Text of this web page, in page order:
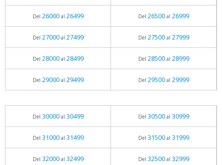
Del 26000al 26499 Del 26500al 26999
Del 27000al 27499 Del 27500al 27999
Del 28000al 28499 Del 28500al 28999
Del 29000al 29499 Del 29500al 29999
Del 30000al 30499 Del 30500al 30999
Del 31000al 31499 Del 31500al 31999
Del 32000al 32499 Del 32500al 32999